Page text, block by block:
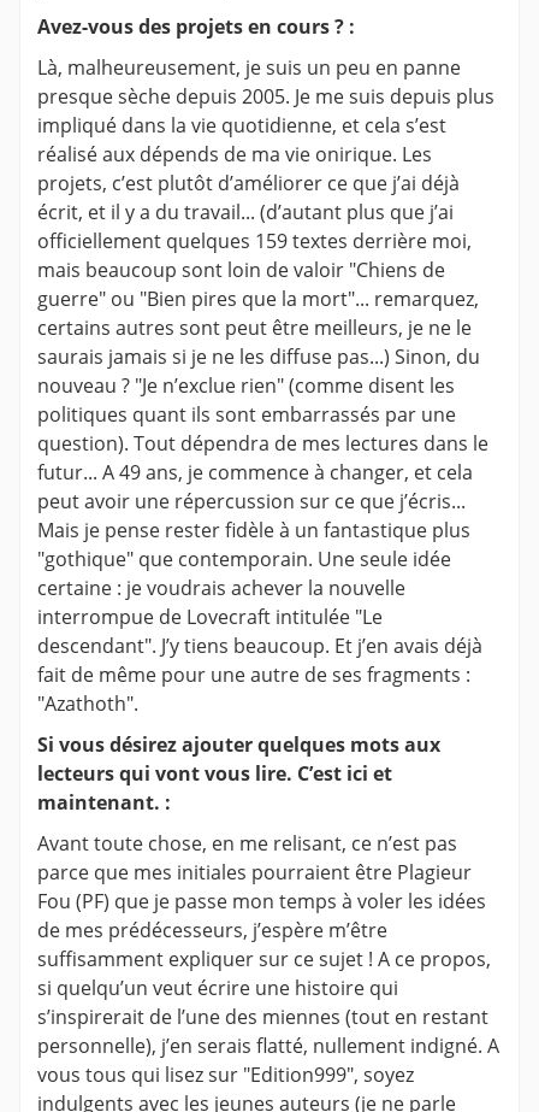
Avez-vous des projets en cours ? :
Là, malheureusement, je suis un peu en panne
presque sèche depuis 2005. Je me suis depuis plus
impliqué dans la vie quotidienne, et cela s’est
réalisé aux dépends de ma vie onirique. Les
projets, c’est plutôt d’améliorer ce que j’ai déjà
écrit, et il y a du travail... (d’autant plus que j’ai
officiellement quelques 159 textes derrière moi,
mais beaucoup sont loin de valoir "Chiens de
guerre" ou "Bien pires que la mort"... remarquez,
certains autres sont peut être meilleurs, je ne le
saurais jamais si je ne les diffuse pas...) Sinon, du
nouveau ? "Je n’exclue rien" (comme disent les
politiques quant ils sont embarrassés par une
question). Tout dépendra de mes lectures dans le
futur... A 49 ans, je commence à changer, et cela
peut avoir une répercussion sur ce que j’écris...
Mais je pense rester fidèle à un fantastique plus
"gothique" que contemporain. Une seule idée
certaine : je voudrais achever la nouvelle
interrompue de Lovecraft intitulée "Le
descendant". J’y tiens beaucoup. Et j’en avais déjà
fait de même pour une autre de ses fragments :
"Azathoth".
Si vous désirez ajouter quelques mots aux
lecteurs qui vont vous lire. C’est ici et
maintenant. :
Avant toute chose, en me relisant, ce n’est pas
parce que mes initiales pourraient être Plagieur
Fou (PF) que je passe mon temps à voler les idées
de mes prédécesseurs, j’espère m’être
suffisamment expliquer sur ce sujet ! A ce propos,
si quelqu’un veut écrire une histoire qui
s’inspirerait de l’une des miennes (tout en restant
personnelle), j’en serais flatté, nullement indigné. A
vous tous qui lisez sur "Edition999", soyez
indulgents avec les jeunes auteurs (je ne parle